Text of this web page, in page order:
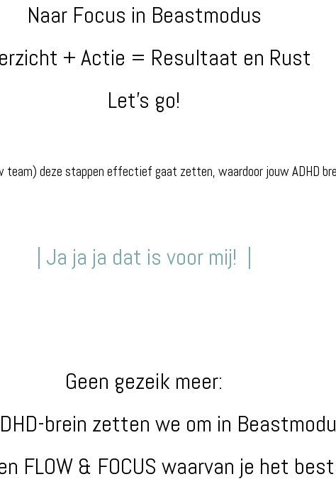
Naar Focus in Beastmodus
+ Actie = Resultaat en Rust
Let’s go!
deze stappen effectief gaat zetten, waardoor jouw ADHD
| Ja ja ja dat is voor mij! |
Geen gezeik meer:
brein zetten we om in
FLOW & FOCUS waarvan je het